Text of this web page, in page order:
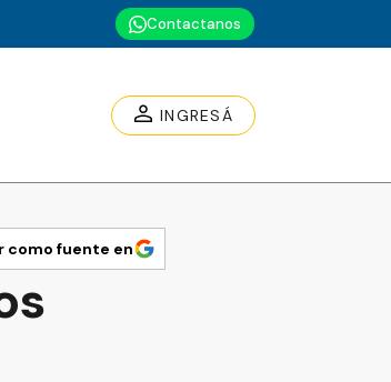
Contactanos
INGRESÁ
como fuente en